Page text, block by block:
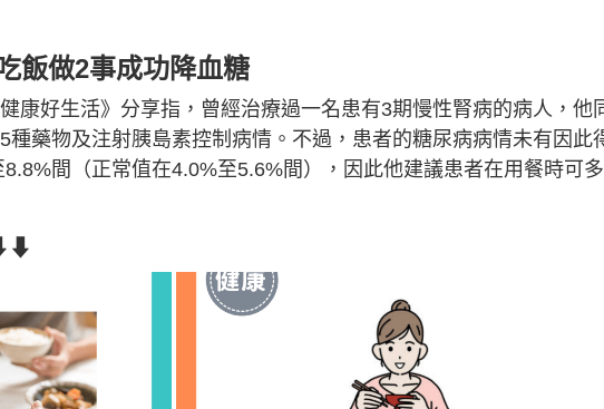
飯做2事成功降血糖
康好生活》分享指，曾經治療過一名患有3期慢性腎病的病人，他
種藥物及注射胰島素控制病情。不過，患者的糖尿病病情未有因此
間（正常值在4.0%至5.6%間），因此他建議患者在用餐時可